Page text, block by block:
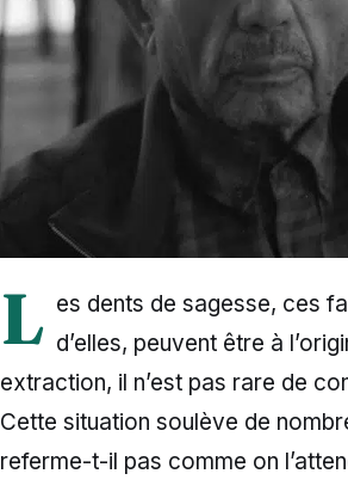
L es dents de sagesse, ces
d’elles, peuvent être à
extraction, il n’est pas rare de
Cette situation soulève de
referme-t-il pas comme on